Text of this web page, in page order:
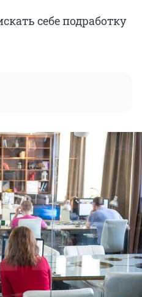
себе подработку